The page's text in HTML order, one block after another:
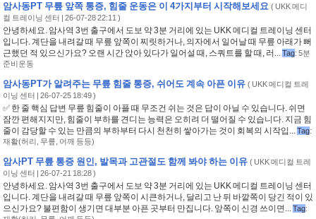
암사동PT 무릎 앞쪽 통증, 힘줄 운동은 이 4가지부터 시작해보세요 (UKK 메디
컬 트레이닝 센터 | 26-07-28 22:11 )
안녕하세요. 암사역 3번 출구에서 도보 약 3분 거리에 있는 UKK 메디컬 트레이닝 센터
입니다. 계단을 내려갈 때 무릎 앞쪽이 찌릿하거나, 의자에서 일어날 때 무릎 아래가 뻐
근했던 적 있으신가요? 오랜 시간 앉아 있다가 일어설 때, 스쿼트를 할 때, 러...Tag: 5분
준비운동
암사동PT가 알려주는 무릎 힘줄 통증, 쉬어도 계속 아픈 이유 (UKK 메디컬 트레
이닝 센터 | 26-07-25 18:49 )
✅ 한 줄 핵심 답변 무릎 힘줄이 아플 때 무조건 쉬는 것은 답이 아닐 수 있습니다. 쉬면
잠깐 편해지지만, 힘줄이 부하를 견디는 능력은 오히려 더 떨어질 수 있습니다. 지금 힘
줄이 감당할 수 있는 만큼의 부하부터 다시 천천히 쌓아가는 것이 회복의 시작입...Tag:
재활(허리 무릎 어깨 등등)
암사PT 무릎 통증 원인, 발목과 고관절도 함께 봐야 하는 이유 (UKK 메디컬 트레
이닝 센터 | 26-07-21 18:28 )
안녕하세요. 암사역 3번 출구에서 도보 약 3분 거리에 있는 UKK 메디컬 트레이닝 센터
입니다. 계단을 내려갈 때 무릎 앞쪽이 시큰하거나, 달리고 난 뒤 바깥쪽이 당긴 적이 있
으신가요? 불편함이 생기면 대부분 아픈 곳부터 만집니다. 앞쪽이 신경 쓰이면...Tag: